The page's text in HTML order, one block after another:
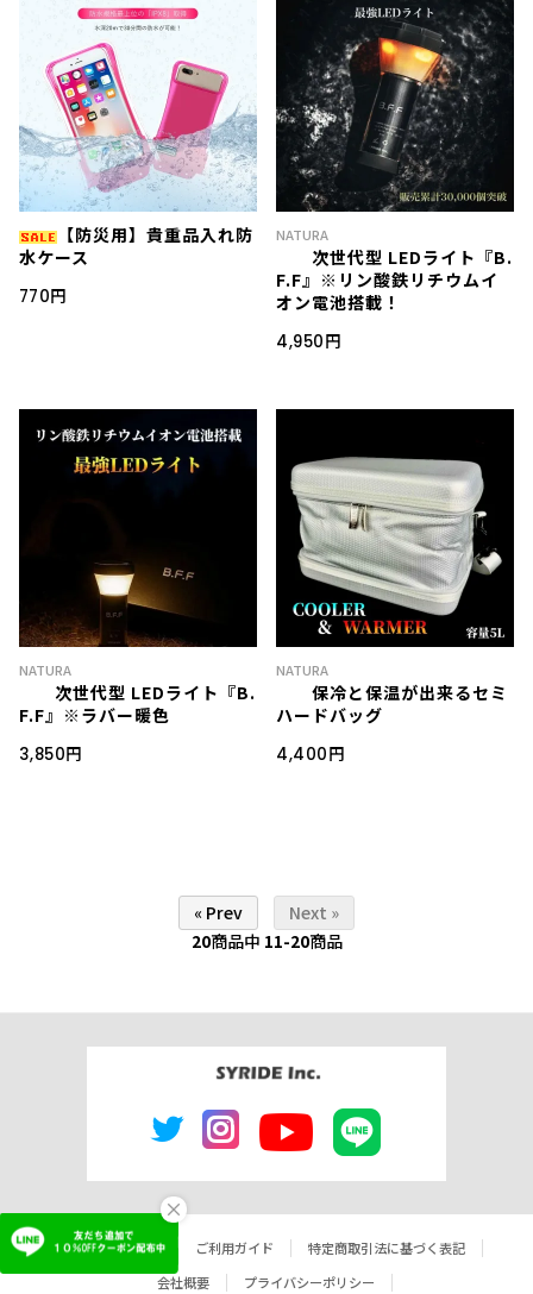
【防災用】貴重品入れ防
水ケース
770円
NATURA
次世代型 LEDライト『B.
F.F』※リン酸鉄リチウムイ
オン電池搭載！
4,950円
NATURA
次世代型 LEDライト『B.
F.F』※ラバー暖色
3,850円
NATURA
保冷と保温が出来るセミ
ハードバッグ
4,400円
« Prev
Next »
20商品中 11-20商品
×
よくあるご質問 ご利用ガイド
特定商取引法に基づく表記
会社概要
プライバシーポリシー